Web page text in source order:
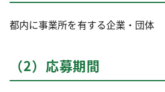
都内に事業所を有する企業・団体
（2）応募期間